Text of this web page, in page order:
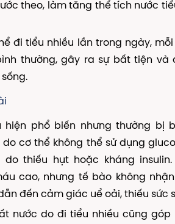
theo, làm tăng thể tích nước
đi tiểu nhiều lần trong ngày,
thường, gây ra sự bất tiện và
hiện phổ biến nhưng thường bị
cơ thể không thể sử dụng
thiếu hụt hoặc kháng
cao, nhưng tế bào không
đến cảm giác uể oải, thiếu sức
nước do đi tiểu nhiều cũng